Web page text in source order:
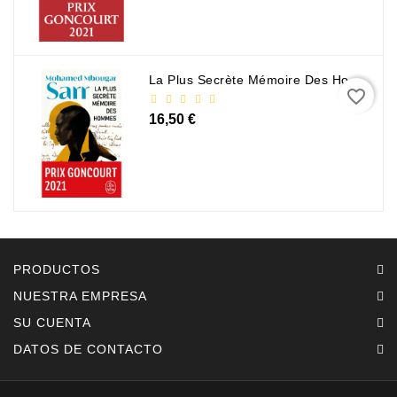
La Plus Secrète Mémoire Des Hommes - Mohamed Mbougar Sarr
16,50 €
favorite_border
PRODUCTOS
NUESTRA EMPRESA
SU CUENTA
DATOS DE CONTACTO